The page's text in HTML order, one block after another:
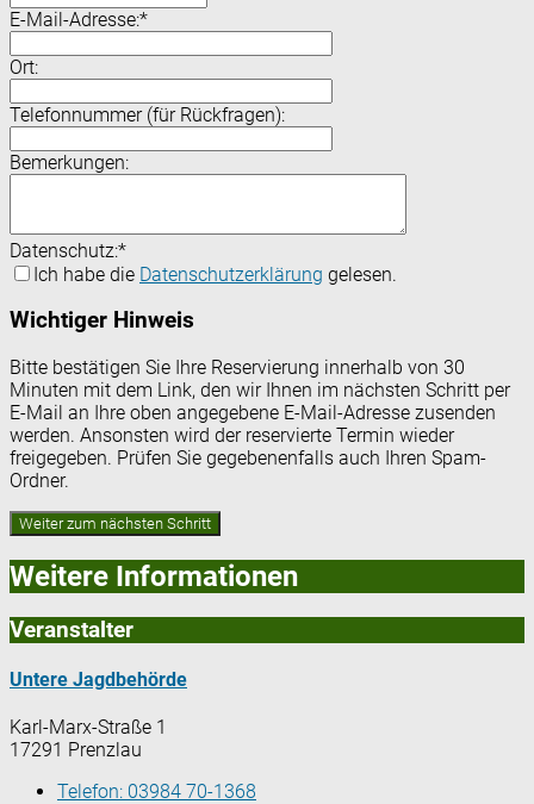
E-Mail-Adresse:*
Ort:
Telefonnummer (für Rückfragen):
Bemerkungen:
Datenschutz:*
Ich habe die Datenschutzerklärung gelesen.
Wichtiger Hinweis
Bitte bestätigen Sie Ihre Reservierung innerhalb von 30
Minuten mit dem Link, den wir Ihnen im nächsten Schritt per
E-Mail an Ihre oben angegebene E-Mail-Adresse zusenden
werden. Ansonsten wird der reservierte Termin wieder
freigegeben. Prüfen Sie gegebenenfalls auch Ihren Spam-
Ordner.
Weitere Informationen
Veranstalter
Untere Jagdbehörde
Karl-Marx-Straße 1
17291 Prenzlau
Telefon: 03984 70-1368